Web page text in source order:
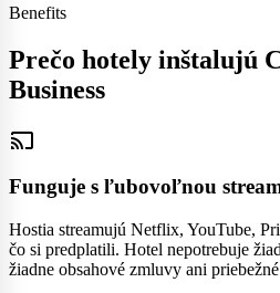
Benefits
Prečo hotely inštalujú
Business
cast
Funguje s ľubovoľnou
Hostia streamujú Netflix, YouTube,
čo si predplatili. Hotel nepotrebuje
žiadne obsahové zmluvy ani